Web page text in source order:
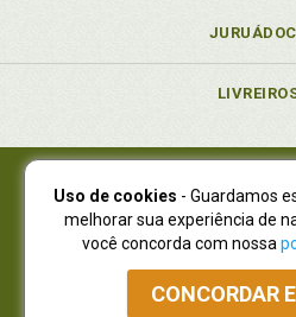
Juruá Editora Ltda., CNPJ
Juruá Informática Ltda.,
NOVO ENDEREÇO:R. Flávio
Curitiba - Paraná -
Atendimento: (41) 4009-3900|
Uso de cookies - Guardamos
melhorar sua experiência de
você concorda com nossa
CONCORDAR